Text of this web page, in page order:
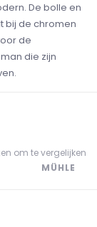
De bolle en
bij de chromen
de
die zijn
om te vergelijken
MÜHLE